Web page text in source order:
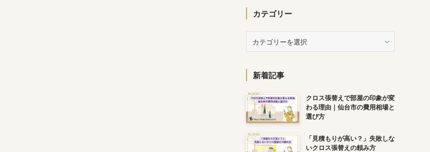
カテゴリー
リ
ー 新着記事
クロス張替えで部屋の印象が変
わる理由｜仙台市の費用相場と
選び方
「見積もりが高い？」失敗しな
いクロス張替えの頼み方